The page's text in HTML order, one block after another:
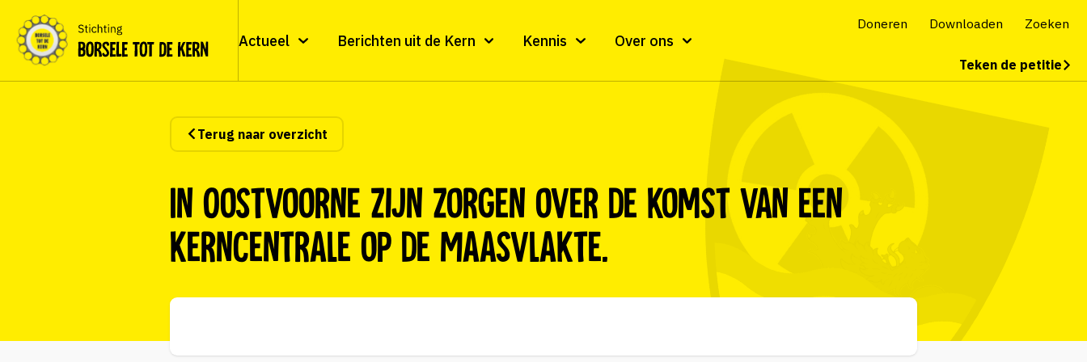
Actueel Berichten uit de Kern Kennis Over ons
Doneren Downloaden Zoeken
Teken de petitie
Terug naar overzicht
In Oostvoorne zijn zorgen over de komst van een
kerncentrale op de Maasvlakte.